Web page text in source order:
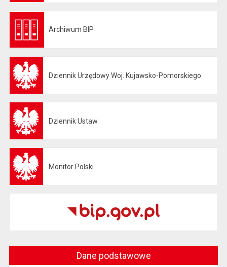
Archiwum BIP
Dziennik Urzędowy Woj. Kujawsko-Pomorskiego
Dziennik Ustaw
Monitor Polski
Dane podstawowe